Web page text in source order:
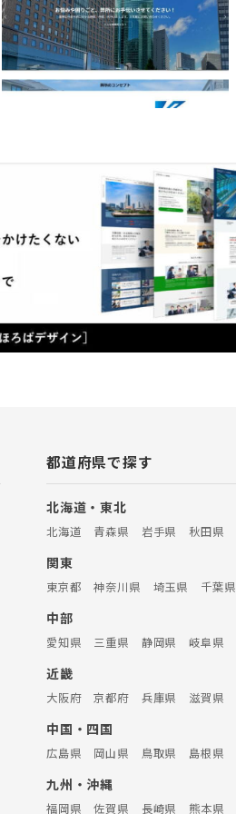
都道府県で探す
北海道・東北
北海道 青森県 岩手県 秋田県
関東
東京都 神奈川県 埼玉県 千葉県
中部
愛知県 三重県 静岡県 岐阜県
近畿
大阪府 京都府 兵庫県 滋賀県
中国・四国
広島県 岡山県 鳥取県 島根県
九州・沖縄
福岡県 佐賀県 長崎県 熊本県